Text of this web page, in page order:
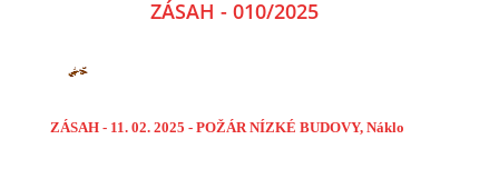
ZÁSAH - 010/2025
ZÁSAH - 11. 02. 2025 - POŽÁR NÍZKÉ BUDOVY, Náklo